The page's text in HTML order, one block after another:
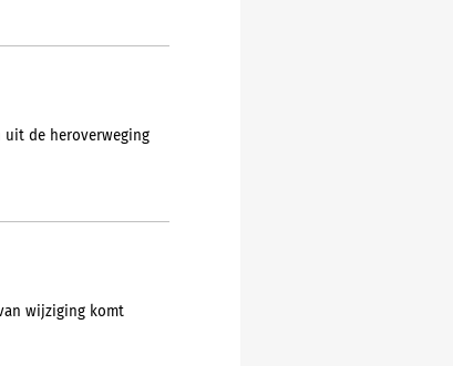
uit de heroverweging
wijziging komt